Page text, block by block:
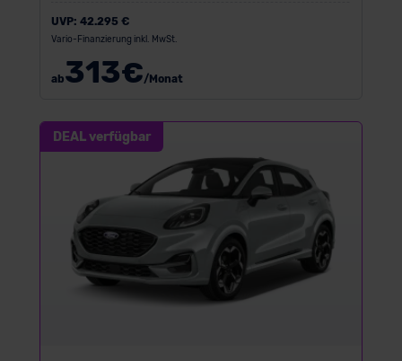
UVP: 42.295 €
Vario-Finanzierung inkl. MwSt.
ab313€/Monat
DEAL verfügbar